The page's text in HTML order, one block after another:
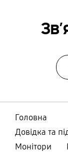
Головна
Довідка та
Монітори